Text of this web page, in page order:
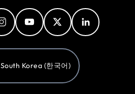
South Korea (한국어)